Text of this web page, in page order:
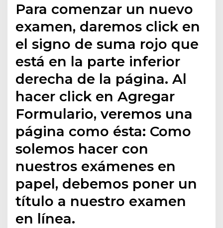
Para comenzar un nuevo
examen, daremos click en
el signo de suma rojo que
está en la parte inferior
derecha de la página. Al
hacer click en Agregar
Formulario, veremos una
página como ésta: Como
solemos hacer con
nuestros exámenes en
papel, debemos poner un
título a nuestro examen
en línea.